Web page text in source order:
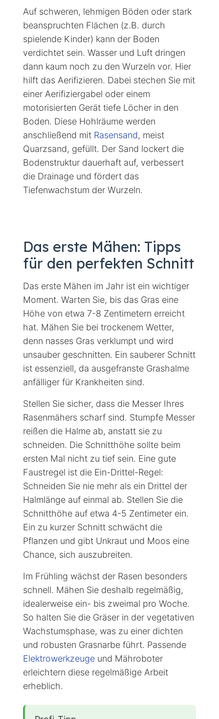
Auf schweren, lehmigen Böden oder stark
beanspruchten Flächen (z.B. durch
spielende Kinder) kann der Boden
verdichtet sein. Wasser und Luft dringen
dann kaum noch zu den Wurzeln vor. Hier
hilft das Aerifizieren. Dabei stechen Sie mit
einer Aerifiziergabel oder einem
motorisierten Gerät tiefe Löcher in den
Boden. Diese Hohlräume werden
anschließend mit Rasensand, meist
Quarzsand, gefüllt. Der Sand lockert die
Bodenstruktur dauerhaft auf, verbessert
die Drainage und fördert das
Tiefenwachstum der Wurzeln.
Das erste Mähen: Tipps
für den perfekten Schnitt
Das erste Mähen im Jahr ist ein wichtiger
Moment. Warten Sie, bis das Gras eine
hat. Mähen Sie bei trockenem Wetter,
denn nasses Gras verklumpt und wird
unsauber geschnitten. Ein sauberer Schnitt
ist essenziell, da ausgefranste Grashalme
anfälliger für Krankheiten sind.
Stellen Sie sicher, dass die Messer Ihres
Rasenmähers scharf sind. Stumpfe Messer
reißen die Halme ab, anstatt sie zu
schneiden. Die Schnitthöhe sollte beim
ersten Mal nicht zu tief sein. Eine gute
Faustregel ist die Ein-Drittel-Regel:
Halmlänge auf einmal ab. Stellen Sie die
Schnitthöhe auf etwa 4-5 Zentimeter ein.
Ein zu kurzer Schnitt schwächt die
Pflanzen und gibt Unkraut und Moos eine
Chance, sich auszubreiten.
Im Frühling wächst der Rasen besonders
schnell. Mähen Sie deshalb regelmäßig,
idealerweise ein- bis zweimal pro Woche.